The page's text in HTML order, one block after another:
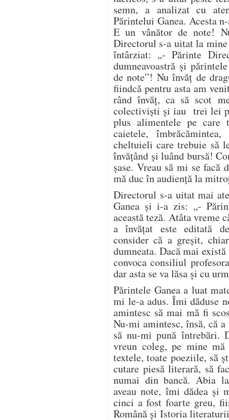
semn, a analizat cu
Părintelui Ganea. Acesta
E un vânător de note!
Directorul s-a uitat la mine
întârziat: „- Părinte
dumneavoastră și
de note”! Nu învăț de
fiindcă pentru asta am
rând învăț, ca să scot
colectiviști și iau trei lei
plus alimentele pe
caietele,
cheltuieli care trebuie să
învățând și luând bursă!
șase. Vreau să mi se facă
mă duc în audiență la
Directorul s-a uitat mai
Ganea și i-a zis: „-
această teză. Atâta vreme
a învățat este editată
consider că a greșit,
dumneata. Dacă mai
convoca consiliul
dar asta se va lăsa și cu
Părintele Ganea a luat
mi le-a adus. Îmi dăduse
amintesc să mai mă fi
Nu-mi amintesc, însă, că
să nu-mi pună întrebări.
vreun coleg, pe mine
textele, toate poeziile, să
cutare piesă literară, să
numai din bancă. Abia
aveau note, îmi dădea și
cinci a fost foarte greu,
Română și Istoria